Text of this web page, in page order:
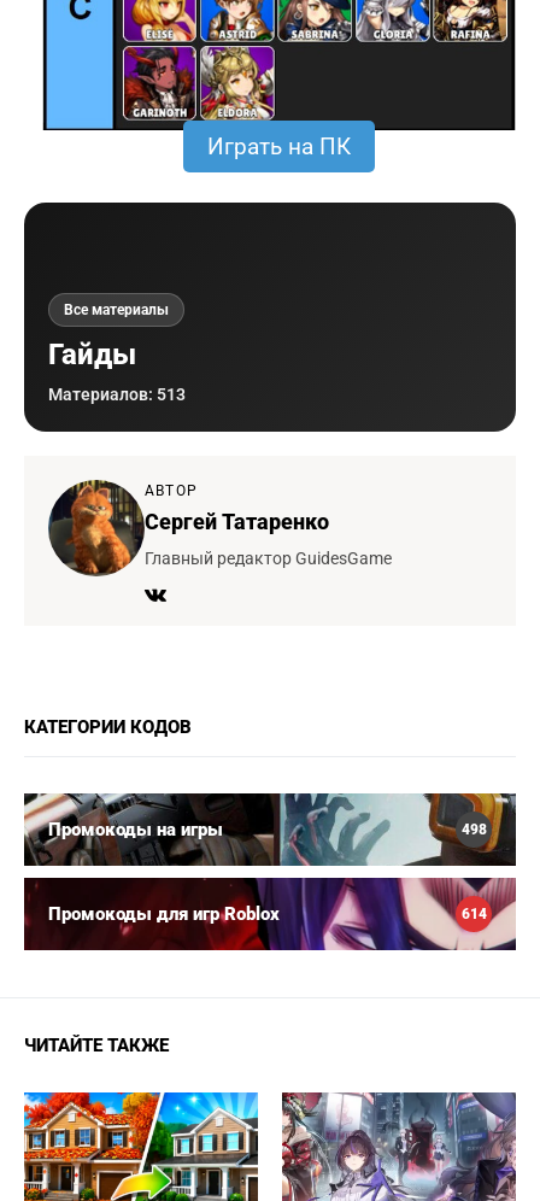
Играть на ПК
Все материалы
Гайды
Материалов: 513
АВТОР
Сергей Татаренко
Главный редактор GuidesGame
КАТЕГОРИИ КОДОВ
Промокоды на игры 498
Промокоды для игр Roblox 614
ЧИТАЙТЕ ТАКЖЕ